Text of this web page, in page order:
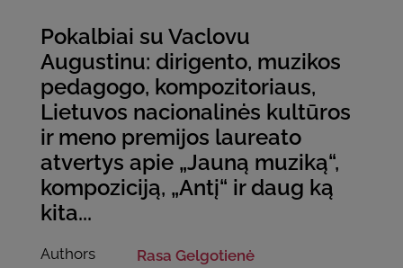
Pokalbiai su Vaclovu
Augustinu: dirigento, muzikos
pedagogo, kompozitoriaus,
Lietuvos nacionalinės kultūros
ir meno premijos laureato
atvertys apie „Jauną muziką“,
kompoziciją, „Antį“ ir daug ką
kita...
Authors
Rasa Gelgotienė